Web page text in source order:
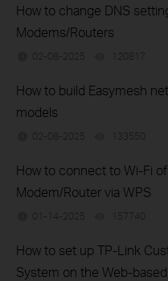
How to change DNS
Modems/Routers
02-08-2025 120817
How to build Easymesh
models
02-08-2025 133550
How to connect to Wi-Fi
Modem/Router via WPS
01-14-2025 157740
How to set up TP-Link
System on the Web-